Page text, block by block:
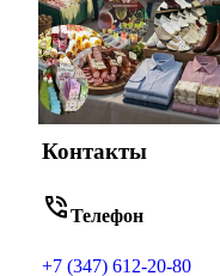
Контакты
phone_in_talkТелефон
+7 (347) 612-20-80